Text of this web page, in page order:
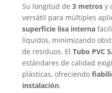
Su longitud de 3 metrosy
versátil para múltiples
superficie lisa interna
líquidos, minimizando
de residuos. El Tubo PVC
estándares de calidad
plásticas, ofreciendo
instalación.